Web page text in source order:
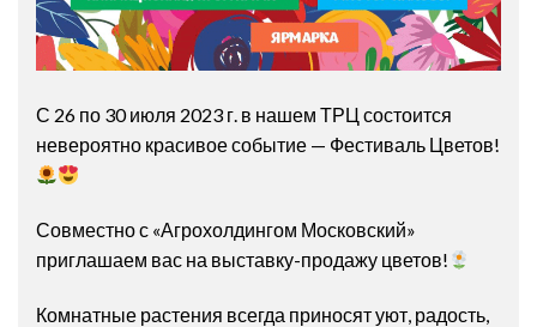
С 26 по 30 июля 2023 г. в нашем ТРЦ состоится
невероятно красивое событие — Фестиваль Цветов!
Совместно с «Агрохолдингом Московский»
приглашаем вас на выставку-продажу цветов!
Комнатные растения всегда приносят уют, радость,